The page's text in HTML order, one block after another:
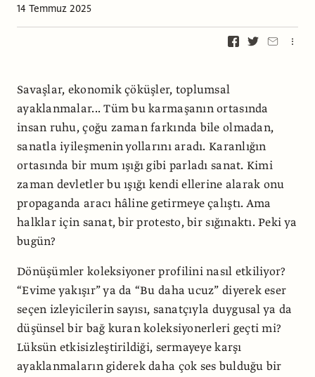
14 Temmuz 2025
Savaşlar, ekonomik çöküşler, toplumsal
ayaklanmalar... Tüm bu karmaşanın ortasında
insan ruhu, çoğu zaman farkında bile olmadan,
sanatla iyileşmenin yollarını aradı. Karanlığın
ortasında bir mum ışığı gibi parladı sanat. Kimi
zaman devletler bu ışığı kendi ellerine alarak onu
propaganda aracı hâline getirmeye çalıştı. Ama
halklar için sanat, bir protesto, bir sığınaktı. Peki ya
bugün?
Dönüşümler koleksiyoner profilini nasıl etkiliyor?
“Evime yakışır” ya da “Bu daha ucuz” diyerek eser
seçen izleyicilerin sayısı, sanatçıyla duygusal ya da
düşünsel bir bağ kuran koleksiyonerleri geçti mi?
Lüksün etkisizleştirildiği, sermayeye karşı
ayaklanmaların giderek daha çok ses bulduğu bir